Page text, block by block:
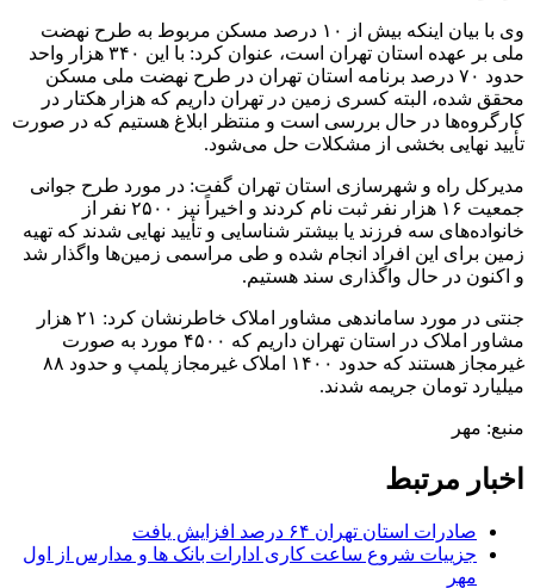
وی با بیان اینکه بیش از ۱۰ درصد مسکن مربوط به طرح نهضت
ملی بر عهده استان تهران است، عنوان کرد: با این ۳۴۰ هزار واحد
حدود ۷۰ درصد برنامه استان تهران در طرح نهضت ملی مسکن
محقق شده، البته کسری زمین در تهران داریم که هزار هکتار در
کارگروه‌ها در حال بررسی است و منتظر ابلاغ هستیم که در صورت
تأیید نهایی بخشی از مشکلات حل می‌شود.
مدیرکل راه و شهرسازی استان تهران گفت: در مورد طرح جوانی
جمعیت ۱۶ هزار نفر ثبت نام کردند و اخیراً نیز ۲۵۰۰ نفر از
خانواده‌های سه فرزند یا بیشتر شناسایی و تأیید نهایی شدند که تهیه
زمین برای این افراد انجام شده و طی مراسمی زمین‌ها واگذار شد
و اکنون در حال واگذاری سند هستیم.
جنتی در مورد ساماندهی مشاور املاک خاطرنشان کرد: ۲۱ هزار
مشاور املاک در استان تهران داریم که ۴۵۰۰ مورد به صورت
غیرمجاز هستند که حدود ۱۴۰۰ املاک غیرمجاز پلمپ و حدود ۸۸
میلیارد تومان جریمه شدند.
منبع: مهر
اخبار مرتبط
صادرات استان تهران ۶۴ درصد افزایش یافت
جزییات شروع ساعت کاری ادارات بانک ها و مدارس از اول
مهر